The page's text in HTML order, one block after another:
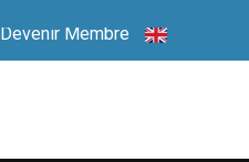
Devenir Membre